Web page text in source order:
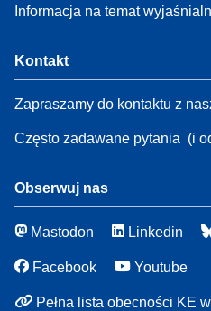
Informacja na temat
Kontakt
Zapraszamy do kontaktu z
Często zadawane pytania (i
Obserwuj nas
Mastodon Linkedin
Facebook Youtube
Pełna lista obecności KE